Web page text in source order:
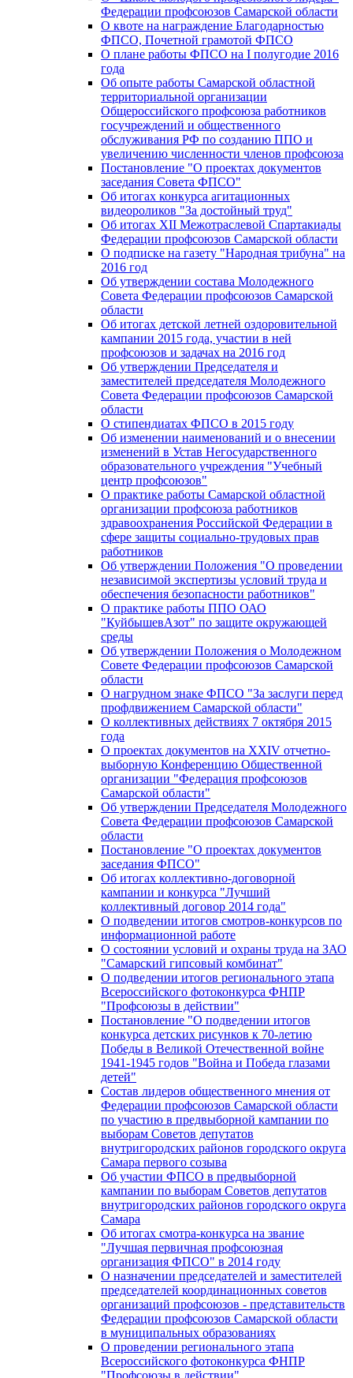
Федерации профсоюзов Самарской области
О квоте на награждение Благодарностью
ФПСО, Почетной грамотой ФПСО
О плане работы ФПСО на I полугодие 2016
года
Об опыте работы Самарской областной
территориальной организации
Общероссийского профсоюза работников
госучреждений и общественного
обслуживания РФ по созданию ППО и
увеличению численности членов профсоюза
Постановление "О проектах документов
заседания Совета ФПСО"
Об итогах конкурса агитационных
видеороликов "За достойный труд"
Об итогах XII Межотраслевой Спартакиады
Федерации профсоюзов Самарской области
О подписке на газету "Народная трибуна" на
2016 год
Об утверждении состава Молодежного
Совета Федерации профсоюзов Самарской
области
Об итогах детской летней оздоровительной
кампании 2015 года, участии в ней
профсоюзов и задачах на 2016 год
Об утверждении Председателя и
заместителей председателя Молодежного
Совета Федерации профсоюзов Самарской
области
О стипендиатах ФПСО в 2015 году
Об изменении наименований и о внесении
изменений в Устав Негосударственного
образовательного учреждения "Учебный
центр профсоюзов"
О практике работы Самарской областной
организации профсоюза работников
здравоохранения Российской Федерации в
сфере защиты социально-трудовых прав
работников
Об утверждении Положения "О проведении
независимой экспертизы условий труда и
обеспечения безопасности работников"
О практике работы ППО ОАО
"КуйбышевАзот" по защите окружающей
среды
Об утверждении Положения о Молодежном
Совете Федерации профсоюзов Самарской
области
О нагрудном знаке ФПСО "За заслуги перед
профдвижением Самарской области"
О коллективных действиях 7 октября 2015
года
О проектах документов на XXIV отчетно-
выборную Конференцию Общественной
организации "Федерация профсоюзов
Самарской области"
Об утверждении Председателя Молодежного
Совета Федерации профсоюзов Самарской
области
Постановление "О проектах документов
заседания ФПСО"
Об итогах коллективно-договорной
кампании и конкурса "Лучший
коллективный договор 2014 года"
О подведении итогов смотров-конкурсов по
информационной работе
О состоянии условий и охраны труда на ЗАО
"Самарский гипсовый комбинат"
О подведении итогов регионального этапа
Всероссийского фотоконкурса ФНПР
"Профсоюзы в действии"
Постановление "О подведении итогов
конкурса детских рисунков к 70-летию
Победы в Великой Отечественной войне
1941-1945 годов "Война и Победа глазами
детей"
Состав лидеров общественного мнения от
Федерации профсоюзов Самарской области
по участию в предвыборной кампании по
выборам Советов депутатов
внутригородских районов городского округа
Самара первого созыва
Об участии ФПСО в предвыборной
кампании по выборам Советов депутатов
внутригородских районов городского округа
Самара
Об итогах смотра-конкурса на звание
"Лучшая первичная профсоюзная
организация ФПСО" в 2014 году
О назначении председателей и заместителей
председателей координационных советов
организаций профсоюзов - представительств
Федерации профсоюзов Самарской области
в муниципальных образованиях
О проведении регионального этапа
Всероссийского фотоконкурса ФНПР
"Профсоюзы в действии"